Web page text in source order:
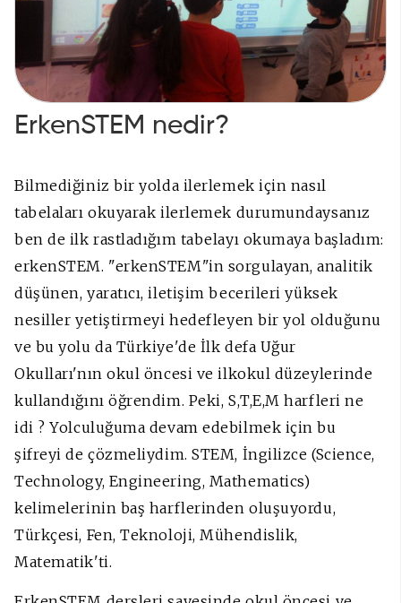
ErkenSTEM nedir?
Bilmediğiniz bir yolda ilerlemek için nasıl
tabelaları okuyarak ilerlemek durumundaysanız
ben de ilk rastladığım tabelayı okumaya başladım:
erkenSTEM. "erkenSTEM"in sorgulayan, analitik
düşünen, yaratıcı, iletişim becerileri yüksek
nesiller yetiştirmeyi hedefleyen bir yol olduğunu
ve bu yolu da Türkiye'de İlk defa Uğur
Okulları'nın okul öncesi ve ilkokul düzeylerinde
kullandığını öğrendim. Peki, S,T,E,M harfleri ne
idi ? Yolculuğuma devam edebilmek için bu
şifreyi de çözmeliydim. STEM, İngilizce (Science,
Technology, Engineering, Mathematics)
kelimelerinin baş harflerinden oluşuyordu,
Türkçesi, Fen, Teknoloji, Mühendislik,
Matematik'ti.